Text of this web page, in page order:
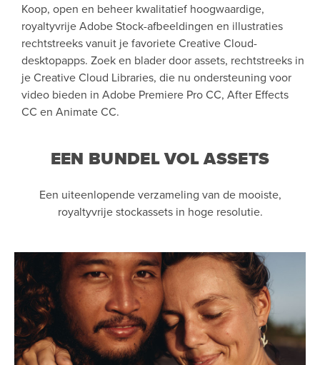
Koop, open en beheer kwalitatief hoogwaardige,
royaltyvrije Adobe Stock-afbeeldingen en illustraties
rechtstreeks vanuit je favoriete Creative Cloud-
desktopapps. Zoek en blader door assets, rechtstreeks in
je Creative Cloud Libraries, die nu ondersteuning voor
video bieden in Adobe Premiere Pro CC, After Effects
CC en Animate CC.
EEN BUNDEL VOL ASSETS
Een uiteenlopende verzameling van de mooiste,
royaltyvrije stockassets in hoge resolutie.